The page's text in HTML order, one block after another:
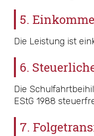
5.
Die Leistung ist
6.
Die
EStG 1988
7.